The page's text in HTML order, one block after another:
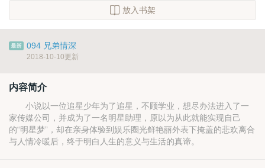
放入书架
094 兄弟情深
2018-10-10更新
内容简介
小说以一位追星少年为了追星，不顾学业，想尽办法进入了一
家传媒公司，并成为了一名明星助理，原以为从此就能实现自己
的“明星梦”，却在亲身体验到娱乐圈光鲜艳丽外表下掩盖的悲欢离合
与人情冷暖后，终于明白人生的意义与生活的真谛。